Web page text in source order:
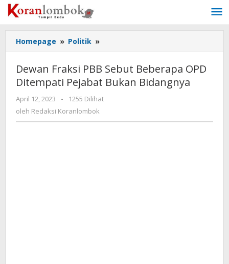
Lewati
ke
konten
Homepage » Politik »
Fraksi
Sebut
Beberapa
OPD
Dewan Fraksi PBB Sebut Beberapa OPD
Ditempati Pejabat Bukan Bidangnya
April 12, 2023
oleh
Redaksi
-
1255 Dilihat
oleh Redaksi Koranlombok